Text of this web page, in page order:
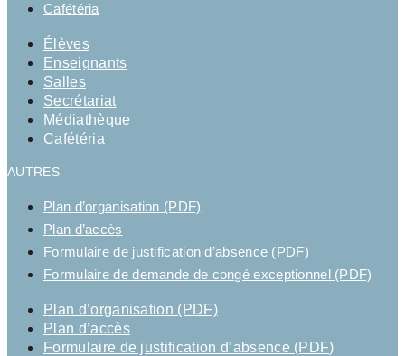
Cafétéria
Élèves
Enseignants
Salles
Secrétariat
Médiathèque
Cafétéria
AUTRES
Plan d’organisation (PDF)
Plan d’accès
Formulaire de justification d’absence (PDF)
Formulaire de demande de congé exceptionnel (PDF)
Plan d’organisation (PDF)
Plan d’accès
Formulaire de justification d’absence (PDF)